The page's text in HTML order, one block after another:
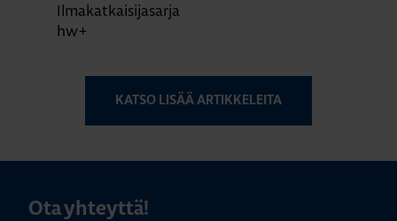
Ilmakatkaisijasarja
hw+
KATSO LISÄÄ ARTIKKELEITA
Ota yhteyttä!